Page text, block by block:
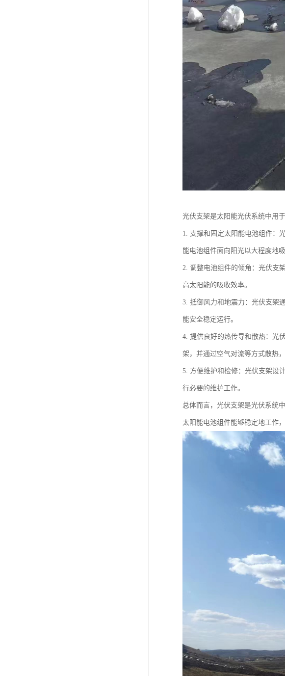
光伏支架是太阳能光伏系统中用
1. 支撑和固定太阳能电池组件：
能电池组件面向阳光以大程度地吸
2. 调整电池组件的倾角：光伏支
高太阳能的吸收效率。
3. 抵御风力和地震力：光伏支架
能安全稳定运行。
4. 提供良好的热传导和散热：光
架，并通过空气对流等方式散热
5. 方便维护和检修：光伏支架设
行必要的维护工作。
总体而言，光伏支架是光伏系统
太阳能电池组件能够稳定地工作